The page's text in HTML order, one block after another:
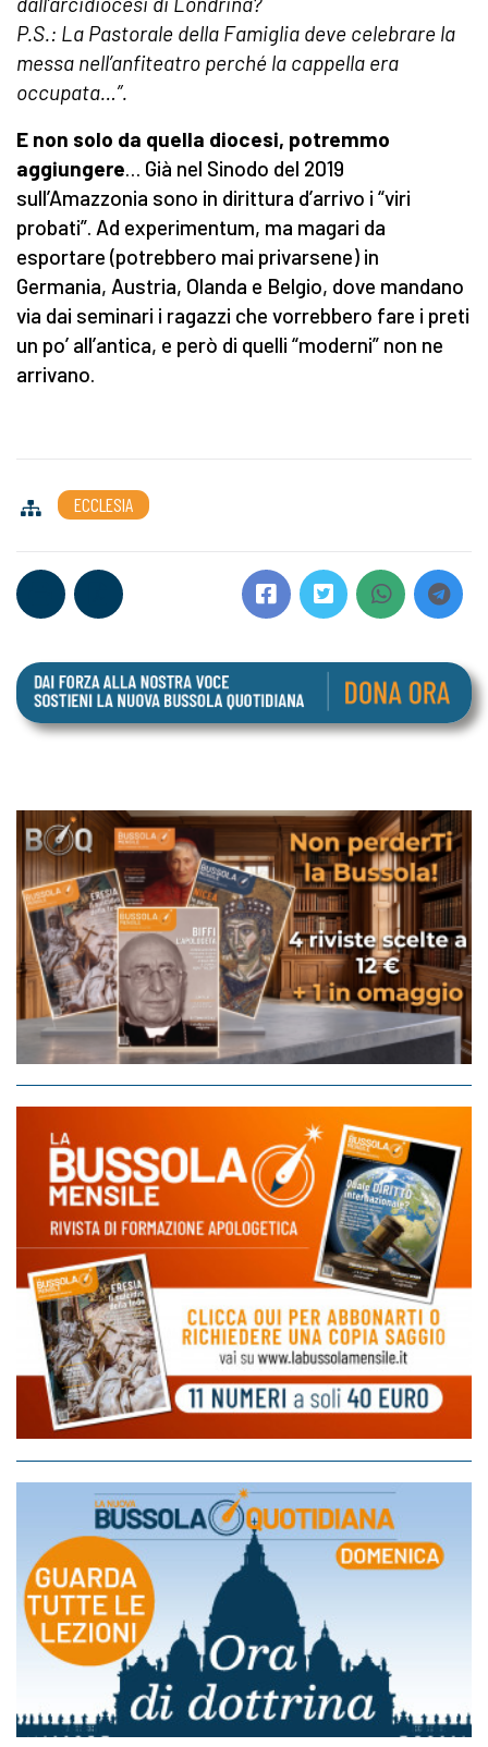
P.S.: La Pastorale della Famiglia deve celebrare la
messa nell’anfiteatro perché la cappella era
occupata…”.
E non solo da quella diocesi, potremmo
aggiungere… Già nel Sinodo del 2019
sull’Amazzonia sono in dirittura d’arrivo i “viri
probati”. Ad experimentum, ma magari da
esportare (potrebbero mai privarsene) in
Germania, Austria, Olanda e Belgio, dove mandano
via dai seminari i ragazzi che vorrebbero fare i preti
un po’ all’antica, e però di quelli “moderni” non ne
arrivano.
ECCLESIA